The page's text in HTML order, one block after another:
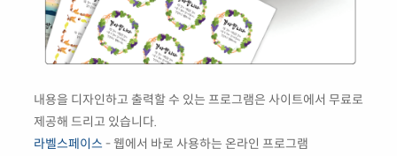
내용을 디자인하고 출력할 수 있는 프로그램은 사이트에서 무료로
제공해 드리고 있습니다.
라벨스페이스 - 웹에서 바로 사용하는 온라인 프로그램